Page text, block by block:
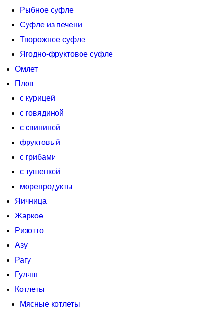
Рыбное суфле
Суфле из печени
Творожное суфле
Ягодно-фруктовое суфле
Омлет
Плов
с курицей
с говядиной
с свининой
фруктовый
с грибами
с тушенкой
морепродукты
Яичница
Жаркое
Ризотто
Азу
Рагу
Гуляш
Котлеты
Мясные котлеты